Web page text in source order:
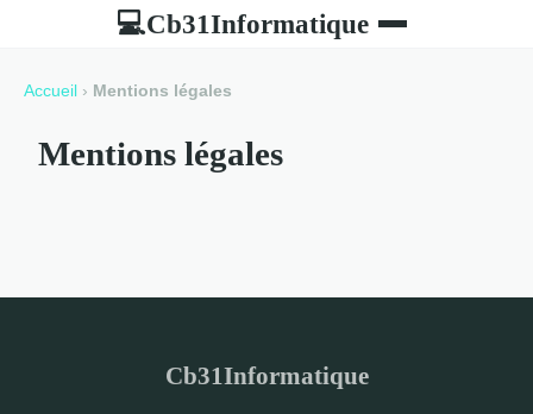
💻Cb31Informatique
Accueil › Mentions légales
Mentions légales
Cb31Informatique